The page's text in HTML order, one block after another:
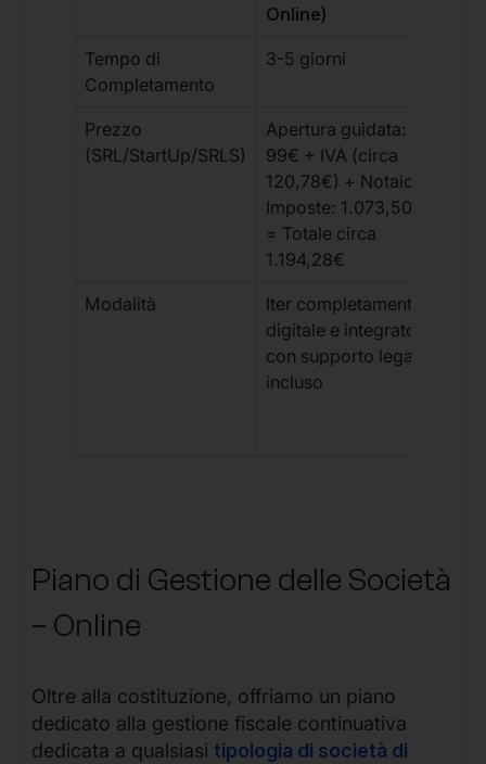
Online)
Tempo di
Completamento
3-5 giorni
Prezzo
(SRL/StartUp/SRLS)
Apertura guidata:
99€ + IVA (circa
120,78€) + Notaio e
Imposte: 1.073,50€
= Totale circa
1.194,28€
Modalità
Iter completamente
digitale e integrato,
con supporto legale
incluso
Piano di Gestione delle Società
– Online
Oltre alla costituzione, offriamo un piano
dedicato alla gestione fiscale continuativa
dedicata a qualsiasi tipologia di società di